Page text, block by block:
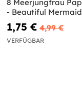
8 Meerjungfrau
- Beautiful Mermaid
1,75 € 4,99 €
VERFÜGBAR